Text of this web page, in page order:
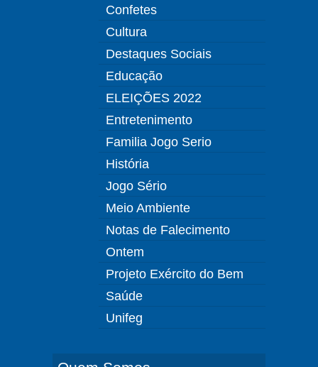
Confetes
Cultura
Destaques Sociais
Educação
ELEIÇÕES 2022
Entretenimento
Familia Jogo Serio
História
Jogo Sério
Meio Ambiente
Notas de Falecimento
Ontem
Projeto Exército do Bem
Saúde
Unifeg